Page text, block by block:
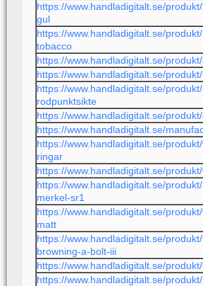
https://www.handladigitalt.se/
gul
https://www.handladigitalt.se/
tobacco
https://www.handladigitalt.se/
https://www.handladigitalt.se/
https://www.handladigitalt.se/
rodpunktsikte
https://www.handladigitalt.se/
https://www.handladigitalt.se/
https://www.handladigitalt.se/
ringar
https://www.handladigitalt.se/
https://www.handladigitalt.se/
merkel-sr1
https://www.handladigitalt.se/
matt
https://www.handladigitalt.se/
browning-a-bolt-iii
https://www.handladigitalt.se/
https://www.handladigitalt.se/